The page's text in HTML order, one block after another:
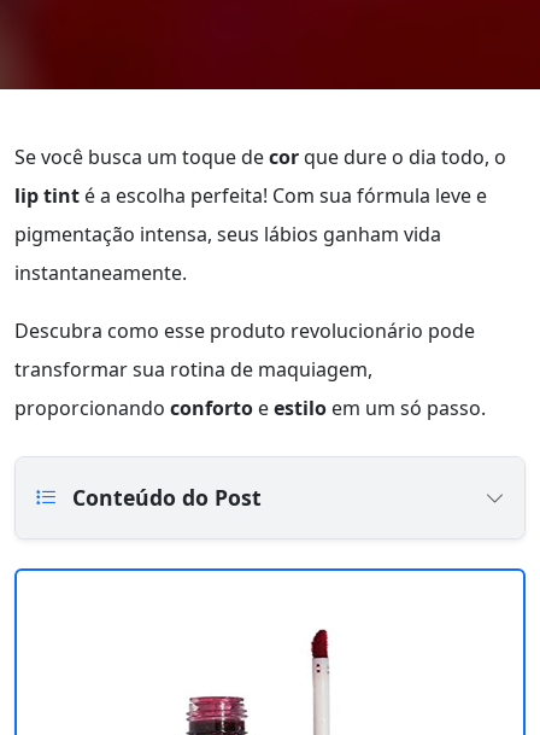
Se você busca um toque decorque dure o dia todo, o
lip tint é a escolha perfeita! Com sua fórmula leve e
pigmentação intensa, seus lábios ganham vida
instantaneamente.
Descubra como esse produto revolucionário pode
transformar sua rotina de maquiagem,
proporcionando conforto eestilo em um só passo.
Conteúdo do Post